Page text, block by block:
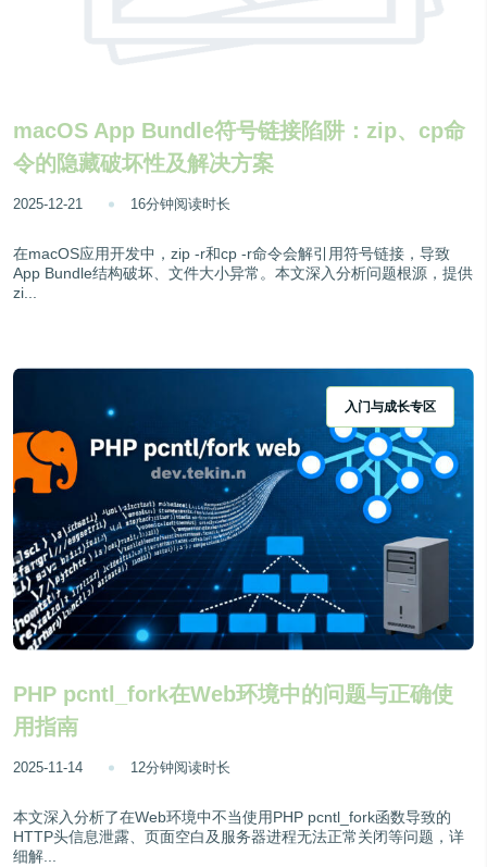
macOS App Bundle符号链接陷阱：zip、cp命
令的隐藏破坏性及解决方案
2025-12-21 16分钟阅读时长
在macOS应用开发中，zip -r和cp -r命令会解引用符号链接，导致
App Bundle结构破坏、文件大小异常。本文深入分析问题根源，提供
zi...
入门与成长专区
PHP pcntl_fork在Web环境中的问题与正确使
用指南
2025-11-14 12分钟阅读时长
本文深入分析了在Web环境中不当使用PHP pcntl_fork函数导致的
HTTP头信息泄露、页面空白及服务器进程无法正常关闭等问题，详
细解...